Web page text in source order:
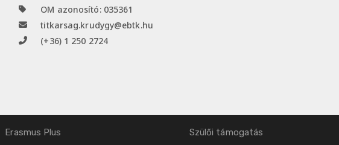
OM azonosító: 035361
titkarsag.krudygy@ebtk.hu
(+36) 1 250 2724​
Erasmus Plus Szülői támogatás